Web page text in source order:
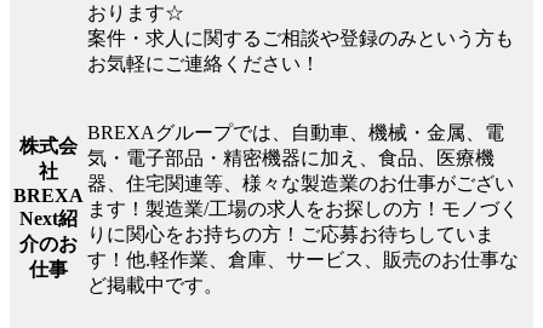
おります☆
案件・求人に関するご相談や登録のみという方も
お気軽にご連絡ください！
株式会
社
BREXA
Next紹
介のお
仕事
BREXAグループでは、自動車、機械・金属、電
気・電子部品・精密機器に加え、食品、医療機
器、住宅関連等、様々な製造業のお仕事がござい
ます！製造業/工場の求人をお探しの方！モノづく
りに関心をお持ちの方！ご応募お待ちしていま
す！他.軽作業、倉庫、サービス、販売のお仕事な
ど掲載中です。